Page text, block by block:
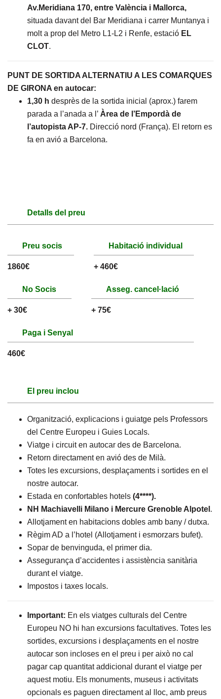
Av.Meridiana 170, entre València i Mallorca,
situada davant del Bar Meridiana i carrer Muntanya i
molt a prop del Metro L1-L2 i Renfe, estació EL
CLOT.
PUNT DE SORTIDA ALTERNATIU A LES COMARQUES
DE GIRONA en autocar:
1,30 h desprès de la sortida inicial (aprox.) farem
parada a l’anada a l’ Àrea de l’Empordà de
l’autopista AP-7. Direcció nord (França). El retorn es
fa en avió a Barcelona.
Detalls del preu
Preu socis
1860€
Habitació individual
+ 460€
No Socis
+ 30€
Asseg. cancel·lació
+ 75€
Paga i Senyal
460€
El preu inclou
Organització, explicacions i guiatge pels Professors
del Centre Europeu i Guies Locals.
Viatge i circuit en autocar des de Barcelona.
Retorn directament en avió des de Milà.
Totes les excursions, desplaçaments i sortides en el
nostre autocar.
Estada en confortables hotels (4****).
NH Machiavelli Milano i Mercure Grenoble Alpotel .
Allotjament en habitacions dobles amb bany / dutxa.
Règim AD a l’hotel (Allotjament i esmorzars bufet).
Sopar de benvinguda, el primer dia.
Assegurança d’accidentes i assistència sanitària
durant el viatge.
Impostos i taxes locals.
Important: En els viatges culturals del Centre
Europeu NO hi han excursions facultatives. Totes les
sortides, excursions i desplaçaments en el nostre
autocar son incloses en el preu i per això no cal
pagar cap quantitat addicional durant el viatge per
aquest motiu. Els monuments, museus i activitats
opcionals es paguen directament al lloc, amb preus